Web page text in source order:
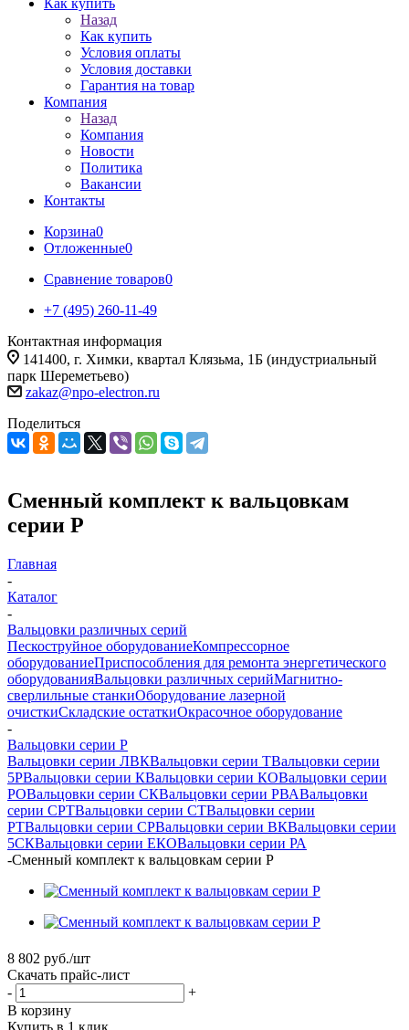
Как купить
Назад
Как купить
Условия оплаты
Условия доставки
Гарантия на товар
Компания
Назад
Компания
Новости
Политика
Вакансии
Контакты
Корзина0
Отложенные0
Сравнение товаров0
+7 (495) 260-11-49
Контактная информация
141400, г. Химки, квартал Клязьма, 1Б (индустриальный
парк Шереметьево)
zakaz@npo-electron.ru
Поделиться
Сменный комплект к вальцовкам
серии Р
Главная
-
Каталог
-
Вальцовки различных серий
Пескоструйное оборудованиеКомпрессорное
оборудованиеПриспособления для ремонта энергетического
оборудованияВальцовки различных серийМагнитно-
сверлильные станкиОборудование лазерной
очисткиСкладские остаткиОкрасочное оборудование
-
Вальцовки серии Р
Вальцовки серии ЛВКВальцовки серии ТВальцовки серии
5РВальцовки серии КВальцовки серии КОВальцовки серии
РОВальцовки серии СКВальцовки серии РВАВальцовки
серии СРТВальцовки серии СТВальцовки серии
РТВальцовки серии СРВальцовки серии ВКВальцовки серии
5СКВальцовки серии ЕКОВальцовки серии РА
-Сменный комплект к вальцовкам серии Р
8 802 руб./шт
Скачать прайс-лист
-
+
В корзину
Купить в 1 клик